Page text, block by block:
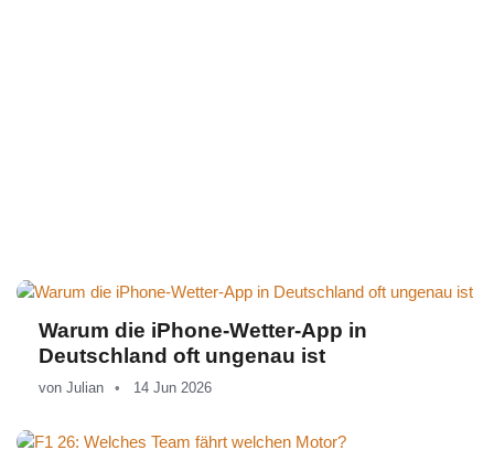
Warum die iPhone-Wetter-App in
Deutschland oft ungenau ist
von Julian 14 Jun 2026